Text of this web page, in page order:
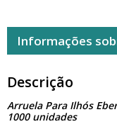
Informações
Descrição
Arruela Para Ilhós
1000 unidades